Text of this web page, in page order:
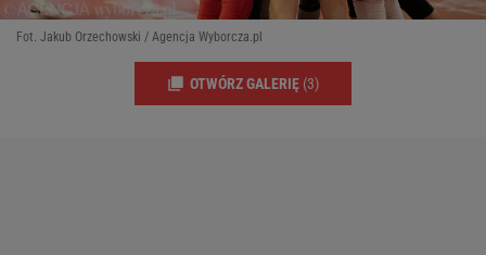
Fot. Jakub Orzechowski / Agencja Wyborcza.pl
OTWÓRZ GALERIĘ (3)